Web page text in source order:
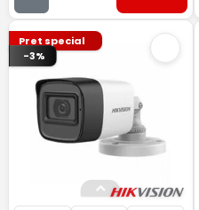
Pret special
-3%